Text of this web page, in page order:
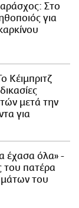
Στο
για
Κέιμπριτζ
μετά την
για
έχασα όλα» -
του πατέρα
του